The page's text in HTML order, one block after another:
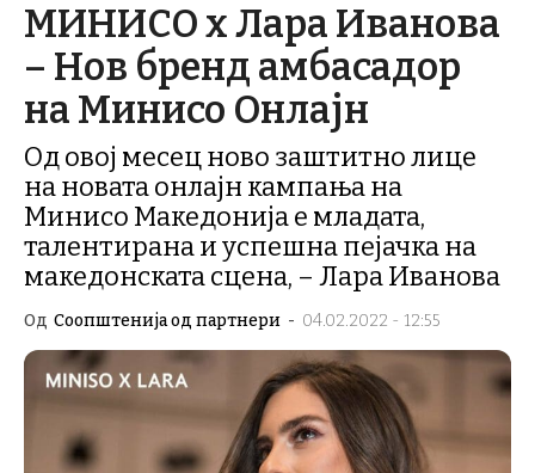
МИНИСО х Лара Иванова
– Нов бренд амбасадор
на Минисо Онлајн
Од овој месец ново заштитно лице
на новата онлајн кампања на
Минисо Македонија е младата,
талентирана и успешна пејачка на
македонската сцена, – Лара Иванова
Од Соопштенија од партнери - 04.02.2022 - 12:55